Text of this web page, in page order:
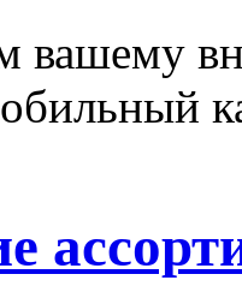
вашему